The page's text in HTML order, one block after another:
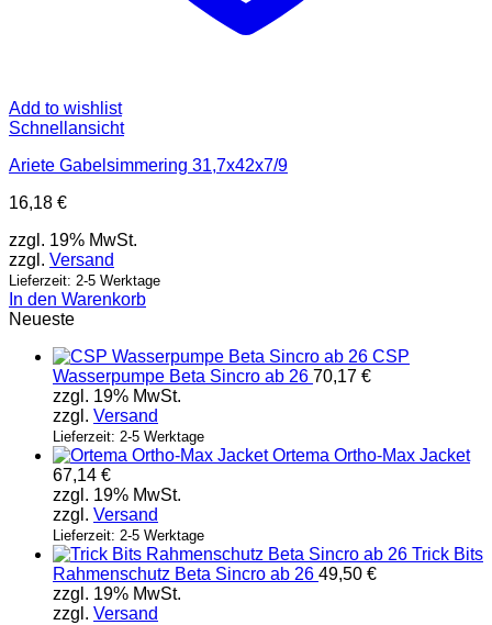
Add to wishlist
Schnellansicht
Ariete Gabelsimmering 31,7x42x7/9
16,18 €
zzgl. 19% MwSt.
zzgl. Versand
Lieferzeit: 2-5 Werktage
In den Warenkorb
Neueste
CSP
Wasserpumpe Beta Sincro ab 26 70,17 €
zzgl. 19% MwSt.
zzgl. Versand
Lieferzeit: 2-5 Werktage
Ortema Ortho-Max Jacket
67,14 €
zzgl. 19% MwSt.
zzgl. Versand
Lieferzeit: 2-5 Werktage
Trick Bits
Rahmenschutz Beta Sincro ab 26 49,50 €
zzgl. 19% MwSt.
zzgl. Versand